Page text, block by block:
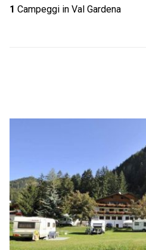
1 Campeggi in Val Gardena